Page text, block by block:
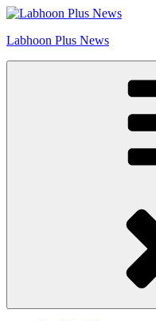
Skip
content
Labhoon Plus News